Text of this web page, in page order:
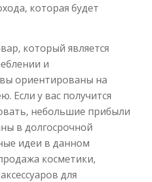
которая будет
который является
и
ориентированы на
Если у вас получится
небольшие прибыли
в долгосрочной
идеи в данном
косметики,
для